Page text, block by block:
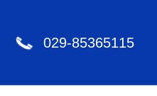
029-85365115